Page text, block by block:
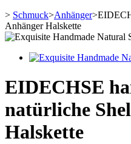
> Schmuck>Anhänger>
Anhänger Halskette
EIDECHSE
natürliche
Halskette